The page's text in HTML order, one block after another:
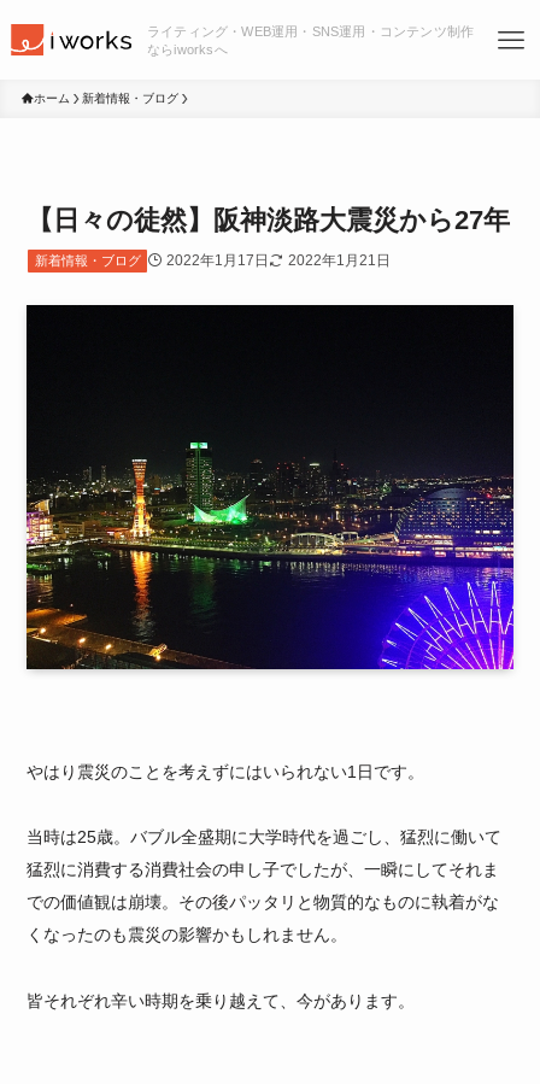
ライティング・WEB運用・SNS運用・コンテンツ制作
ならiworksへ
ホーム 新着情報・ブログ
【日々の徒然】阪神淡路大震災から27年
新着情報・ブログ 2022年1月17日 2022年1月21日
やはり震災のことを考えずにはいられない1日です。
当時は25歳。バブル全盛期に大学時代を過ごし、猛烈に働いて
猛烈に消費する消費社会の申し子でしたが、一瞬にしてそれま
での価値観は崩壊。その後パッタリと物質的なものに執着がな
くなったのも震災の影響かもしれません。
皆それぞれ辛い時期を乗り越えて、今があります。